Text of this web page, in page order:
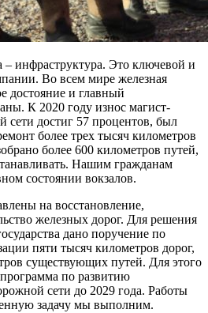
– инфраструктура. Это ключевой и
Во всем мире железная
достояние и главный
К 2020 году износ магист­
сети достиг 57 процентов, был
более трех тысяч километров
более 600 километров путей,
Нашим гражданам
состоянии вокзалов.
на восстановление,
железных дорог. Для решения
дано поручение по
пяти тысяч километров дорог,
существующих путей. Для этого
программа по развитию
сети до 2029 года. Работы
задачу мы выполним.